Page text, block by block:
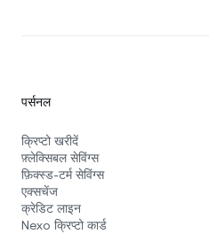
पर्सनल
क्रिप्टो खरीदें
फ़्लेक्सिबल सेविंग्स
फ़िक्स्ड‑टर्म सेविंग्स
एक्सचेंज
क्रेडिट लाइन
Nexo क्रिप्टो कार्ड